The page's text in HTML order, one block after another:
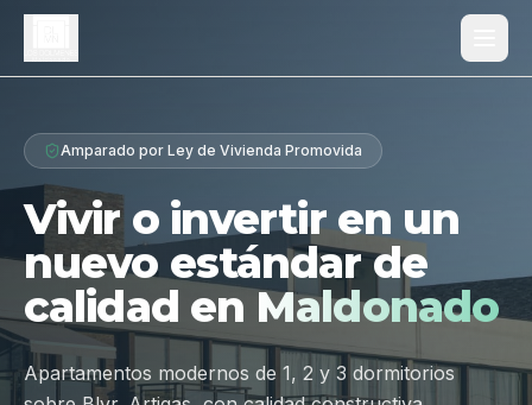
Proyecto
Diferenciales
Tipologías
Galería
Ubicación
Amparado por Ley de Vivienda Promovida
Vivir o invertir en un
nuevo estándar de
calidad en Maldonado
Apartamentos modernos de 1, 2 y 3 dormitorios